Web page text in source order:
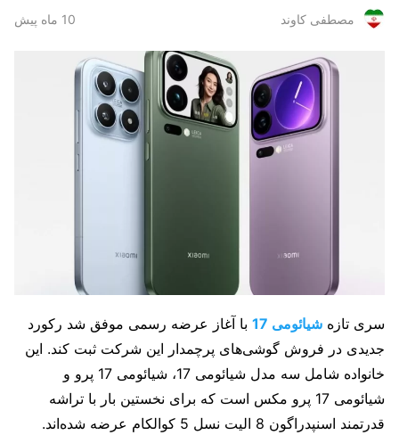
مصطفی کاوند 10 ماه پیش
سری تازه شیائومی 17
با آغاز عرضه رسمی موفق شد رکورد
جدیدی در فروش گوشی‌های پرچمدار این شرکت ثبت کند. این
خانواده شامل سه مدل شیائومی 17، شیائومی 17 پرو و
شیائومی 17 پرو مکس است که برای نخستین بار با تراشه
قدرتمند اسنپدراگون 8 الیت نسل 5 کوالکام عرضه شده‌اند.